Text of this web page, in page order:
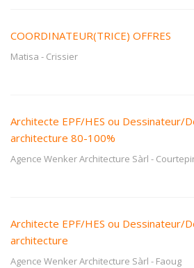
COORDINATEUR(TRICE) OFFRES
Matisa - Crissier
Architecte EPF/HES ou Dessinateur/
architecture 80-100%
Agence Wenker Architecture Sàrl -
Architecte EPF/HES ou Dessinateur/
architecture
Agence Wenker Architecture Sàrl - Faoug